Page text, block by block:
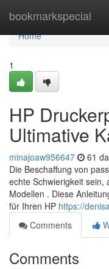
bookmarkspecial
Home
Home
1
HP
Ultimative
minajoaw956647 61
Die Beschaffung von
echte Schwierigkeit sein,
Modellen . Diese
für Ihren HP https://
Comments
Comments